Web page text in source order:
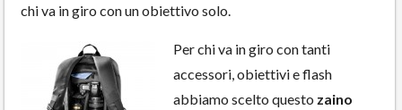
chi va in giro con un obiettivo solo.
Per chi va in giro con tanti
accessori, obiettivi e flash
abbiamo scelto questo zaino